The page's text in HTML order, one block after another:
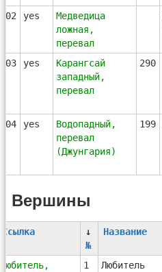
102 yes
Медведица
ложная,
перевал
103 yes
Карангсай
западный,
перевал
290
104 yes
Водопадный,
перевал
(Джунгария)
199
Вершины
Ссылка
↓
№
Название
Любитель,
1 Любитель